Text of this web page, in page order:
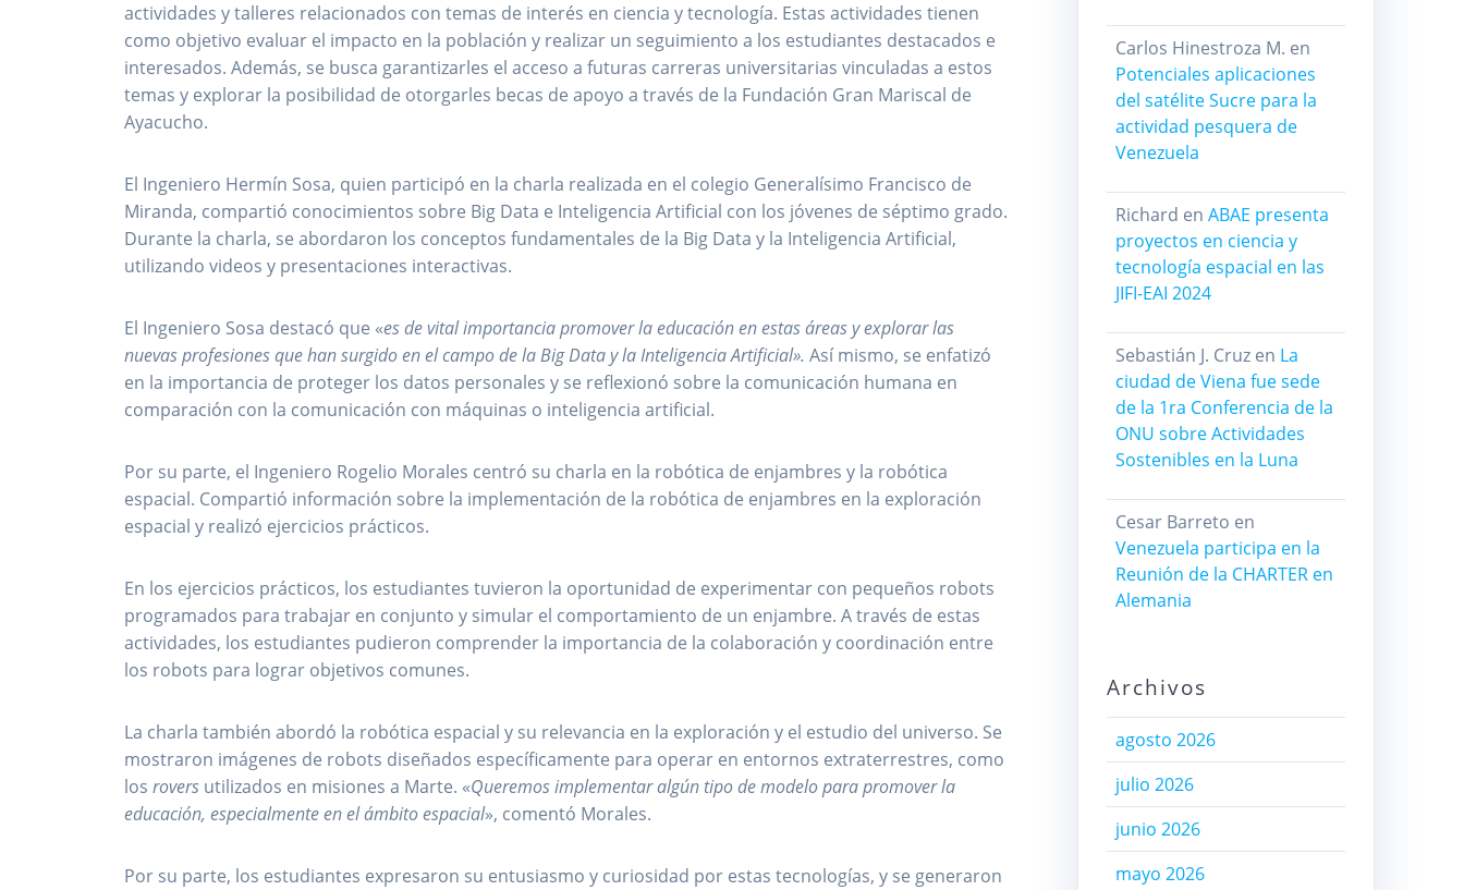
actividades y talleres relacionados con temas de interés en ciencia y tecnología. Estas actividades tienen
como objetivo evaluar el impacto en la población y realizar un seguimiento a los estudiantes destacados e
interesados. Además, se busca garantizarles el acceso a futuras carreras universitarias vinculadas a estos
temas y explorar la posibilidad de otorgarles becas de apoyo a través de la Fundación Gran Mariscal de
Ayacucho.
El Ingeniero Hermín Sosa, quien participó en la charla realizada en el colegio Generalísimo Francisco de
Miranda, compartió conocimientos sobre Big Data e Inteligencia Artificial con los jóvenes de séptimo grado.
Durante la charla, se abordaron los conceptos fundamentales de la Big Data y la Inteligencia Artificial,
utilizando videos y presentaciones interactivas.
El Ingeniero Sosa destacó que «es de vital importancia promover la educación en estas áreas y explorar las
nuevas profesiones que han surgido en el campo de la Big Data y la Inteligencia Artificial». Así mismo, se enfatizó
en la importancia de proteger los datos personales y se reflexionó sobre la comunicación humana en
comparación con la comunicación con máquinas o inteligencia artificial.
Por su parte, el Ingeniero Rogelio Morales centró su charla en la robótica de enjambres y la robótica
espacial. Compartió información sobre la implementación de la robótica de enjambres en la exploración
espacial y realizó ejercicios prácticos.
En los ejercicios prácticos, los estudiantes tuvieron la oportunidad de experimentar con pequeños robots
programados para trabajar en conjunto y simular el comportamiento de un enjambre. A través de estas
actividades, los estudiantes pudieron comprender la importancia de la colaboración y coordinación entre
los robots para lograr objetivos comunes.
La charla también abordó la robótica espacial y su relevancia en la exploración y el estudio del universo. Se
mostraron imágenes de robots diseñados específicamente para operar en entornos extraterrestres, como
losrovers utilizados en misiones a Marte. «Queremos implementar algún tipo de modelo para promover la
educación, especialmente en el ámbito espacial», comentó Morales.
Por su parte, los estudiantes expresaron su entusiasmo y curiosidad por estas tecnologías, y se generaron
Carlos Hinestroza M. en
Potenciales aplicaciones
del satélite Sucre para la
actividad pesquera de
Venezuela
Richard en ABAE presenta
proyectos en ciencia y
tecnología espacial en las
JIFI-EAI 2024
Sebastián J. Cruzen La
ciudad de Viena fue sede
de la 1ra Conferencia de la
ONU sobre Actividades
Sostenibles en la Luna
Cesar Barreto en
Venezuela participa en la
Reunión de la CHARTER en
Alemania
Archivos
agosto 2026
julio 2026
junio 2026
mayo 2026